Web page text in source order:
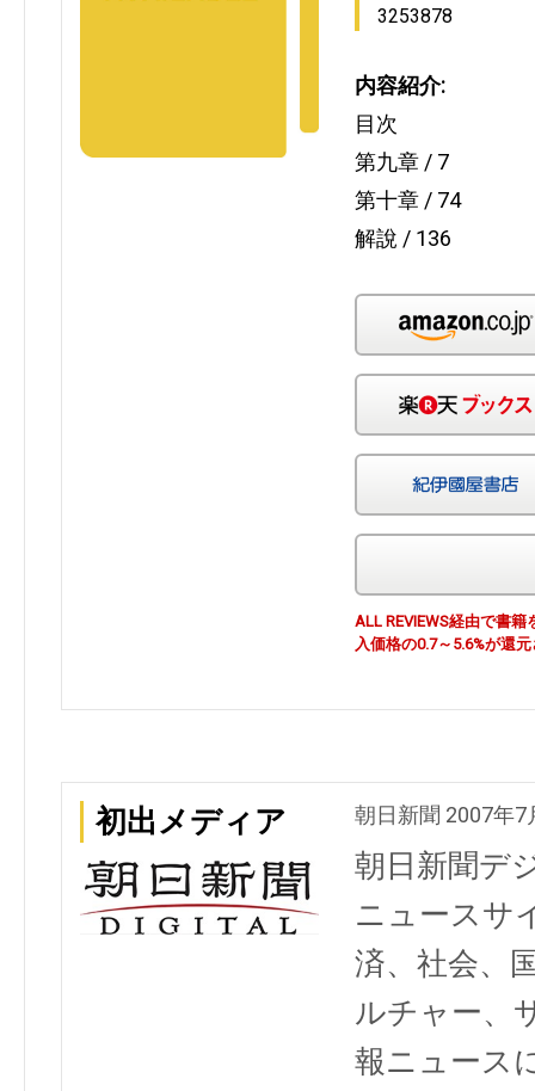
3253878
内容紹介:
目次
第九章 / 7
第十章 / 74
解說 / 136
ALL REVIEWS経由で書
入価格の0.7～5.6%が還
初出メディア 朝日新聞 2007年7
朝日新聞デ
ニュースサ
済、社会、
ルチャー、
報ニュース